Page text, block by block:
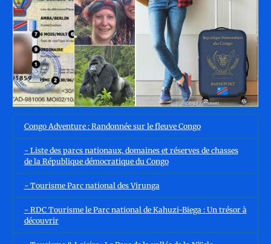
Congo Adventure : Randonnée sur le fleuve Congo
- Liste des parcs nationaux, domaines et réserves de chasses
de la République démocratique du Congo
- Tourisme Parc national des Virunga
- RDC Tourisme le Parc national de Kahuzi-Biega : Un trésor à
découvrir